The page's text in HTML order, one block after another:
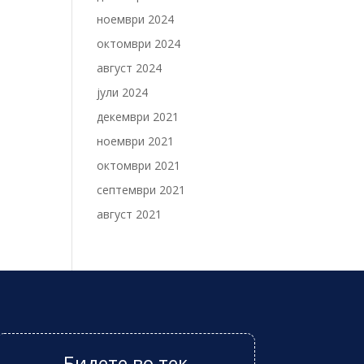
ноември 2024
октомври 2024
август 2024
јули 2024
декември 2021
ноември 2021
октомври 2021
септември 2021
август 2021